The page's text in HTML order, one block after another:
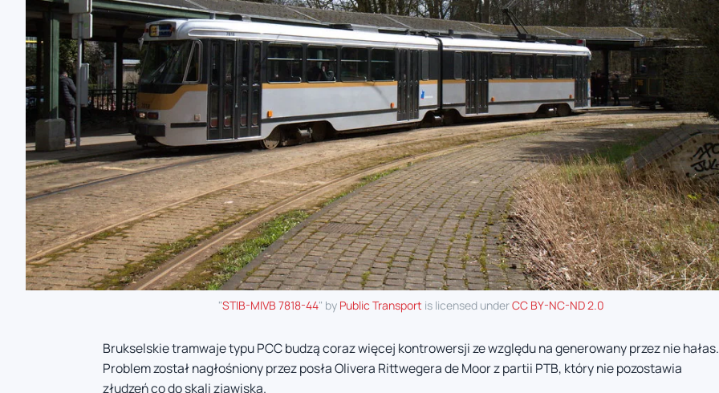
"STIB-MIVB 7818-44" by Public Transport is licensed underCC BY-NC-ND 2.0
Brukselskie tramwaje typu PCC budzą coraz więcej kontrowersji ze względu na generowany przez nie hałas.
Problem został nagłośniony przez posła Olivera Rittwegera de Moor z partii PTB, który nie pozostawia
złudzeń co do skali zjawiska.